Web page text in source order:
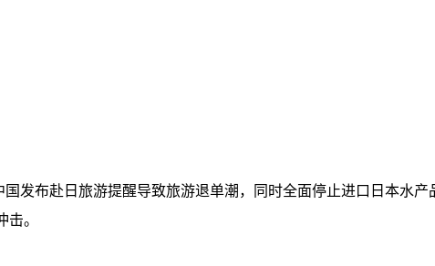
发布赴日旅游提醒导致旅游退单潮，同时全面停止进口日本水
。